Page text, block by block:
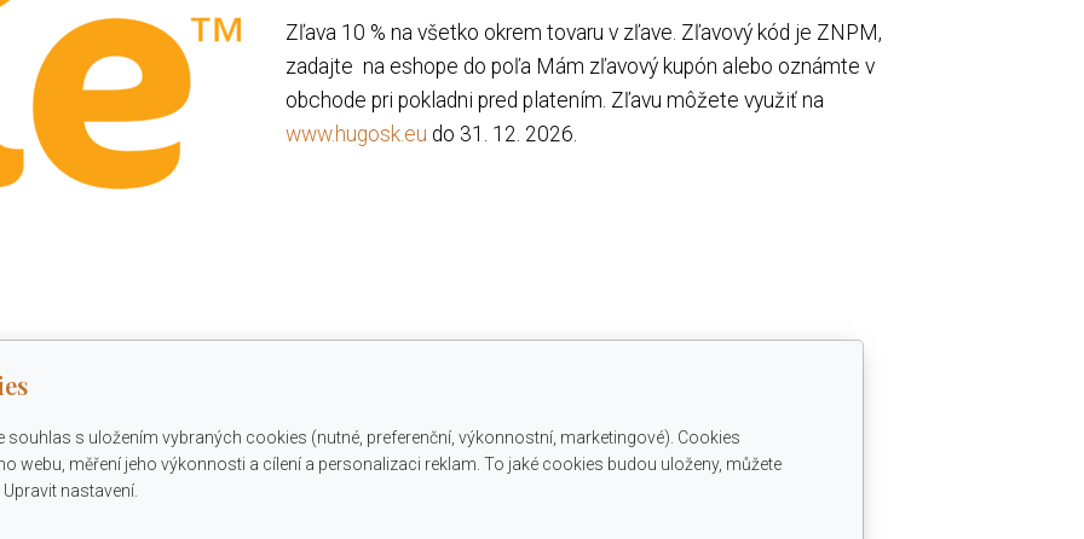
Zľava 10 % na všetko okrem tovaru v zľave. Zľavový kód je ZNPM,
zadajte na eshope do poľa Mám zľavový kupón alebo oznámte v
obchode pri pokladni pred platením. Zľavu môžete využiť na
www.hugosk.eu do 31. 12. 2026.
s uložením vybraných cookies (nutné, preferenční, výkonnostní, marketingové). Cookies
webu, měření jeho výkonnosti a cílení a personalizaci reklam. To jaké cookies budou uloženy, můžete
nastavení.